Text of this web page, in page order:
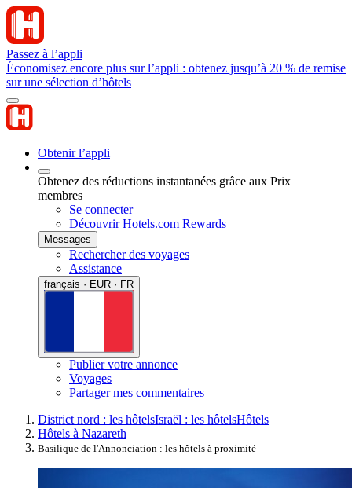
Passez à l’appli
Économisez encore plus sur l’appli : obtenez jusqu’à 20 % de remise
sur une sélection d’hôtels
Obtenir l’appli
Obtenez des réductions instantanées grâce aux Prix
membres
Se connecter
Découvrir Hotels.com Rewards
Messages
Rechercher des voyages
Assistance
français · EUR · FR
Publier votre annonce
Voyages
Partager mes commentaires
District nord : les hôtelsIsraël : les hôtelsHôtels
Hôtels à Nazareth
Basilique de l'Annonciation : les hôtels à proximité